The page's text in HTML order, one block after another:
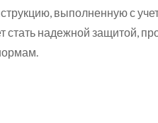
выполненную с
стать надежной защитой,